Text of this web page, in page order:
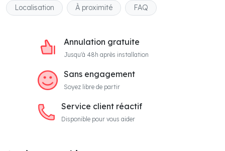
Localisation
À proximité FAQ
Annulation gratuite
Jusqu'à 48h après installation
Sans engagement
Soyez libre de partir
Service client réactif
Disponible pour vous aider